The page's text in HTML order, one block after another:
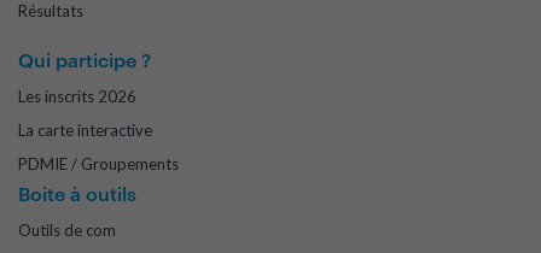
Résultats
Qui participe ?
Les inscrits 2026
La carte interactive
PDMIE / Groupements
Boite à outils
Outils de com